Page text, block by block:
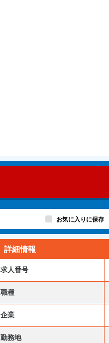
お気に入りに保存
詳細情報
求人番号
職種
企業
勤務地